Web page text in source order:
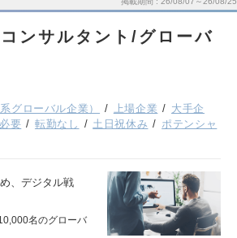
ンサルタント/グローバ
グローバル企業） 上場企業
大手企
要 転勤なし 土日祝休み
ポテンシャ
、デジタル戦
名のグローバ